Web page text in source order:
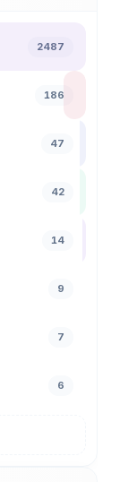
2487
186
47
42
14
9
7
6